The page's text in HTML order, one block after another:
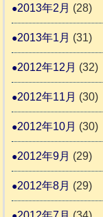
2013年2月 (28)
2013年1月 (31)
2012年12月 (32)
2012年11月 (30)
2012年10月 (30)
2012年9月 (29)
2012年8月 (29)